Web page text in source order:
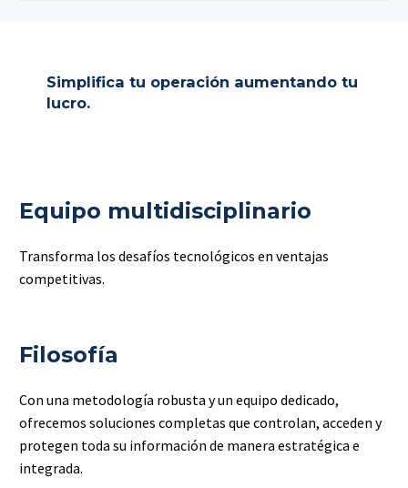
Simplifica tu operación aumentando tu
lucro.
Equipo multidisciplinario
Transforma los desafíos tecnológicos en ventajas
competitivas.
Filosofía
Con una metodología robusta y un equipo dedicado,
ofrecemos soluciones completas que controlan, acceden y
protegen toda su información de manera estratégica e
integrada.